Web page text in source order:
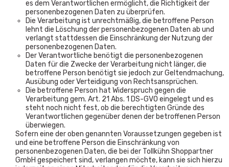
es dem Verantwortlichen ermöglicht, die Richtigkeit der
personenbezogenen Daten zu überprüfen.
Die Verarbeitung ist unrechtmäßig, die betroffene Person
lehnt die Löschung der personenbezogenen Daten ab und
verlangt stattdessen die Einschränkung der Nutzung der
personenbezogenen Daten.
Der Verantwortliche benötigt die personenbezogenen
Daten für die Zwecke der Verarbeitung nicht länger, die
betroffene Person benötigt sie jedoch zur Geltendmachung,
Ausübung oder Verteidigung von Rechtsansprüchen.
Die betroffene Person hat Widerspruch gegen die
Verarbeitung gem. Art. 21 Abs. 1 DS-GVO eingelegt und es
steht noch nicht fest, ob die berechtigten Gründe des
Verantwortlichen gegenüber denen der betroffenen Person
überwiegen.
Sofern eine der oben genannten Voraussetzungen gegeben ist
und eine betroffene Person die Einschränkung von
personenbezogenen Daten, die bei der Tollkühn Shoppartner
GmbH gespeichert sind, verlangen möchte, kann sie sich hierzu